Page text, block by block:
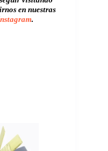
en nuestras
.